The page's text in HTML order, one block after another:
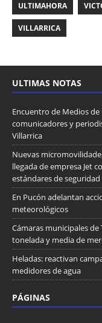
ULTIMAHORA
VILLARRICA
ULTIMAS NOTAS
Encuentro de Medios
comunicadores y
Villarrica
Nuevas
llegada de empresa Jet
estándares de seguridad
En Pucón adelantan
meteorológicos
Cámaras municipales
tonelada y media de
Heladas: reactivan
medidores de agua
PÁGINAS